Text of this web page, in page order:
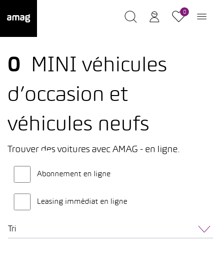
0
0
MINI véhicules
d’occasion et
véhicules neufs
Trouver des voitures avec AMAG - en ligne.
Abonnement en ligne
Leasing immédiat en ligne
Tri